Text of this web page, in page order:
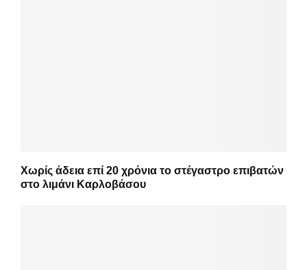
Χωρίς άδεια επί 20 χρόνια το στέγαστρο επιβατών
στο λιμάνι Καρλοβάσου